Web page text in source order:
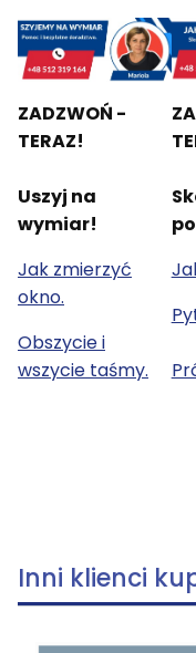
ZADZWOŃ -
TERAZ!
Uszyj na
wymiar!
Jak zmierzyć
okno.
Obszycie i
wszycie taśmy.
Inni klienci